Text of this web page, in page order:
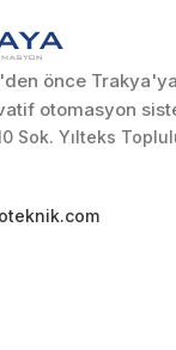
önce
otomasyon
Sok. Yılteks